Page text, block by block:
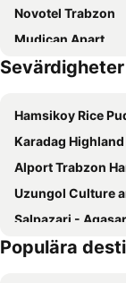
Novotel Trabzon
Mudican Apart
London Palas
Funda Hotel
Life Point Hotel
Green Palace
Holiday Inn Trabzon
Andalouse Elegante
Trabzon Star
Sevärdigheter
Hamsikoy Rice
Karadag Highland
Alport Trabzon
Uzungol Culture and
Salpazari - Agasar
Sümela
Populära